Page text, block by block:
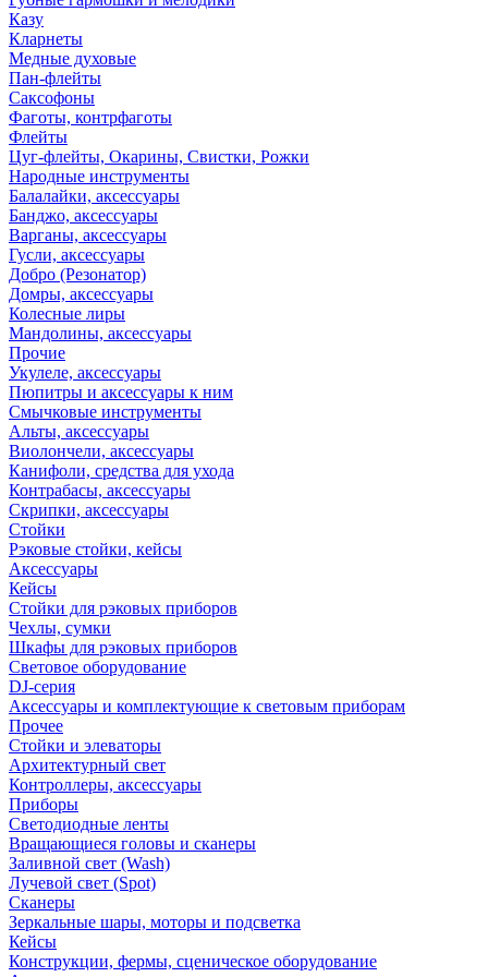
Казу
Кларнеты
Медные духовые
Пан-флейты
Саксофоны
Фаготы, контрфаготы
Флейты
Цуг-флейты, Окарины, Свистки, Рожки
Народные инструменты
Балалайки, аксессуары
Банджо, аксессуары
Варганы, аксессуары
Гусли, аксессуары
Добро (Резонатор)
Домры, аксессуары
Колесные лиры
Мандолины, аксессуары
Прочие
Укулеле, аксессуары
Пюпитры и аксессуары к ним
Смычковые инструменты
Альты, аксессуары
Виолончели, аксессуары
Канифоли, средства для ухода
Контрабасы, аксессуары
Скрипки, аксессуары
Стойки
Рэковые стойки, кейсы
Аксессуары
Кейсы
Стойки для рэковых приборов
Чехлы, сумки
Шкафы для рэковых приборов
Световое оборудование
DJ-серия
Аксессуары и комплектующие к световым приборам
Прочее
Стойки и элеваторы
Архитектурный свет
Контроллеры, аксессуары
Приборы
Светодиодные ленты
Вращающиеся головы и сканеры
Заливной свет (Wash)
Лучевой свет (Spot)
Сканеры
Зеркальные шары, моторы и подсветка
Кейсы
Конструкции, фермы, сценическое оборудование